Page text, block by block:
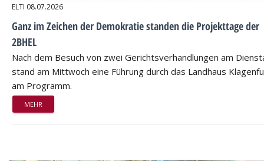
ELTI 08.07.2026
Ganz im Zeichen der Demokratie standen die Projekttage der
2BHEL
Nach dem Besuch von zwei Gerichtsverhandlungen am
stand am Mittwoch eine Führung durch das Landhaus
am Programm.
MEHR